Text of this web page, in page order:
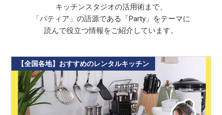
キッチンスタジオの活用術まで、
「パティア」の語源である「Party」をテーマに
読んで役立つ情報をご紹介しています。
【全国各地】おすすめのレンタルキッチン